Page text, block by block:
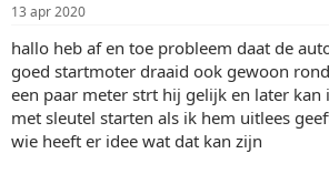
a
r
e
r
u
m
13 apr 2020
hallo heb af en toe probleem daat de
goed startmoter draaid ook gewoon
een paar meter strt hij gelijk en later
met sleutel starten als ik hem uitlees
wie heeft er idee wat dat kan zijn